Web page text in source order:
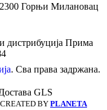
Горњи Милановац
Прима
. Сва права задржана.
GLS
BY PLANETA